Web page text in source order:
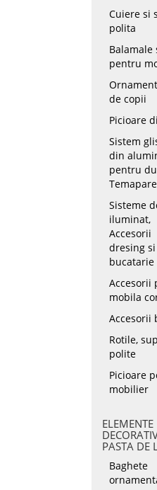
Cuiere si
polita
Balamale
pentru
de copii
Picioare
Sistem
din
pentru
Sisteme
iluminat,
Accesorii
dresing si
bucatarie
Accesorii
mobila
Accesorii
Rotile,
polite
Picioare
mobilier
ELEMENTE
PASTA DE
Baghete